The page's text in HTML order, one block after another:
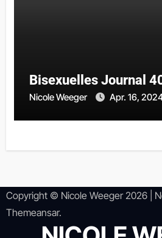
Bisexuelles Journal
Nicole Weeger Apr. 16,
Copyright © Nicole Weeger 2026
Themeansar.